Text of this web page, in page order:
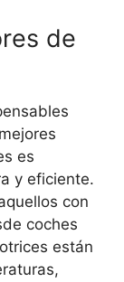
de
es
y eficiente.
con
coches
están